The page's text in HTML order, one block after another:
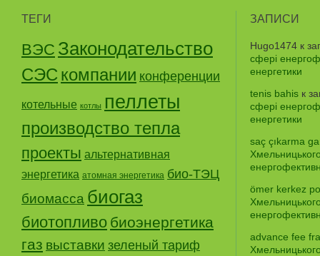
ТЕГИ
ВЭС Законодательство
СЭС компании конференции
котельные котлы пеллеты
производство тепла
проекты альтернативная
энергетика атомная энергетика био-ТЭЦ
биомасса биогаз
биотопливо биоэнергетика
газ выставки зеленый тариф
ЗАПИСИ
Hugo1474 к
сфері
енергетики
tenis bahis к
сфері
енергетики
saç çıkarma
ömer kerkez
advance fee